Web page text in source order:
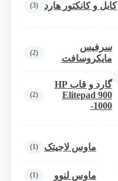
کابل و کانکتور هارد (3)
سرفیس
مایکروسافت
(2)
گارد و قاب HP
Elitepad 900
-1000
(2)
ماوس لاجیتک (1)
ماوس لنوو (1)